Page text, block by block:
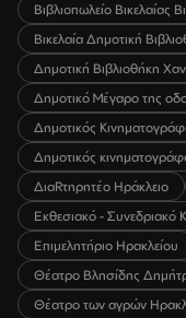
Βιβλιοπωλείο Βικελαίας
Βικελαία Δημοτική
Δημοτική Βιβλιοθήκη
Δημοτικό Μέγαρο της
Δημοτικός
Δημοτικός
ΔιαRτηρητέο Ηράκλειο
Εκθεσιακό - Συνεδριακό
Επιμελητήριο Ηρακλείου
Θέατρο Βλησίδης
Θέατρο των αγρών